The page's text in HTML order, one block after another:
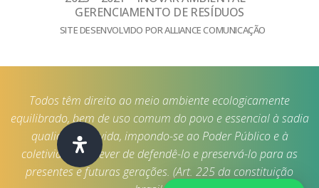
GERENCIAMENTO DE RESÍDUOS
SITE DESENVOLVIDO POR ALLIANCE COMUNICAÇÃO
Todos têm direito ao meio ambiente ecologicamente
equilibrado, bem de uso comum do povo e essencial à sadia
qualidade de vida, impondo-se ao Poder Público e à
coletividade o dever de defendê-lo e preservá-lo para as
presentes e futuras gerações. (Art. 225 da constituição